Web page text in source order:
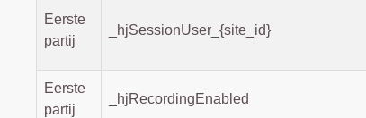
Eerste
partij
_hjSessionUser_{site_id}
Eerste
partij
_hjRecordingEnabled